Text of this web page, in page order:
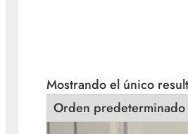
Mostrando el único